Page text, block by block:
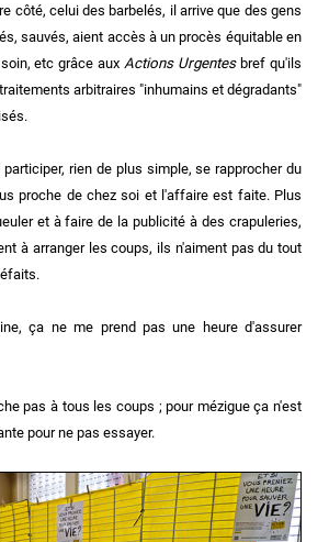
côté, celui des barbelés, il arrive que des gens
sauvés, aient accès à un procès équitable en
etc grâce aux Actions Urgentesbref qu'ils
arbitraires "inhumains et dégradants"
rien de plus simple, se rapprocher du
proche de chez soi et l'affaire est faite. Plus
et à faire de la publicité à des crapuleries,
à arranger les coups, ils n'aiment pas du tout
ça ne me prend pas une heure d'assurer
pas à tous les coups ; pour mézigue ça n'est
pour ne pas essayer.